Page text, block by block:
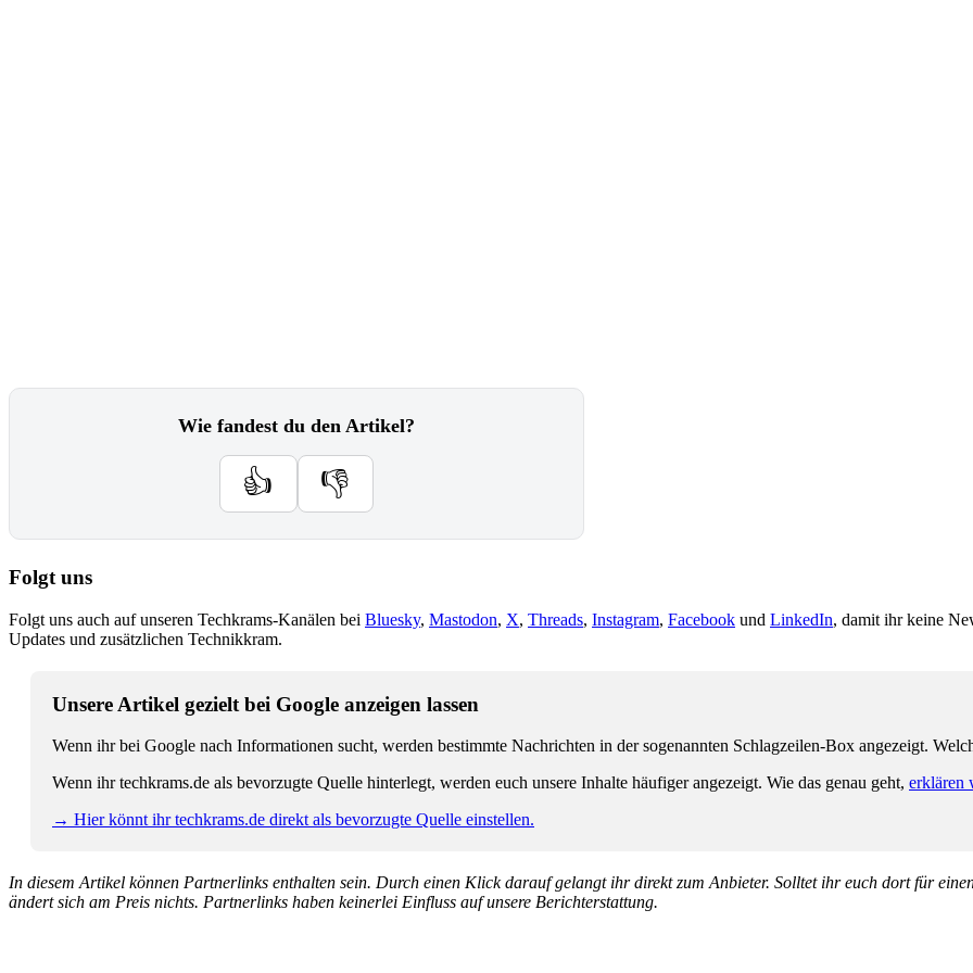
Wie fandest du den Artikel?
👍 👎
Folgt uns
Folgt uns auch auf unseren Techkrams-Kanälen bei Bluesky, Mastodon, X, Threads, Instagram, Facebook und LinkedIn, damit ihr keine
Updates und zusätzlichen Technikkram.
Unsere Artikel gezielt bei Google anzeigen lassen
Wenn ihr bei Google nach Informationen sucht, werden bestimmte Nachrichten in der sogenannten Schlagzeilen-Box angezeigt.
Wenn ihr techkrams.de als bevorzugte Quelle hinterlegt, werden euch unsere Inhalte häufiger angezeigt. Wie das genau geht, erklären
→ Hier könnt ihr techkrams.de direkt als bevorzugte Quelle einstellen.
In diesem Artikel können Partnerlinks enthalten sein. Durch einen Klick darauf gelangt ihr direkt zum Anbieter. Solltet ihr euch dort für
ändert sich am Preis nichts. Partnerlinks haben keinerlei Einfluss auf unsere Berichterstattung.